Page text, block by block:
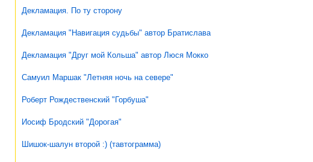
Декламация. По ту сторону
Декламация "Навигация судьбы" автор Братислава
Декламация "Друг мой Кольша" автор Люся Мокко
Самуил Маршак "Летняя ночь на севере"
Роберт Рождественский "Горбуша"
Иосиф Бродский "Дорогая"
Шишок-шалун второй :) (тавтограмма)